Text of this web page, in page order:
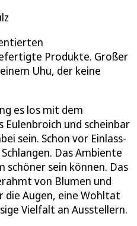
Produkte. Großer
Uhu, der keine
es los mit dem
Eulenbroich und scheinbar
sein. Schon vor Einlass-
Das Ambiente
schöner sein können. Das
von Blumen und
die Augen, eine Wohltat
Vielfalt an Ausstellern.